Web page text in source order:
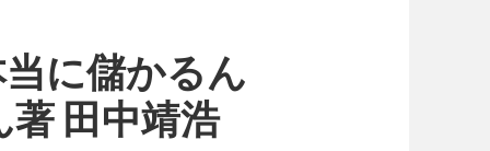
に儲かるん
田中靖浩